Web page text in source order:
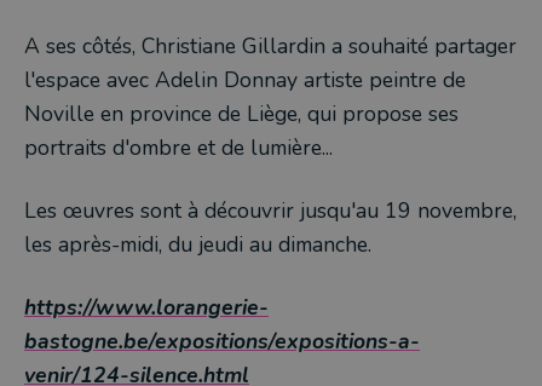
A ses côtés, Christiane Gillardin a souhaité partager
l'espace avec Adelin Donnay artiste peintre de
Noville en province de Liège, qui propose ses
portraits d'ombre et de lumière...
Les œuvres sont à découvrir jusqu'au 19 novembre,
les après-midi, du jeudi au dimanche.
https://www.lorangerie-
bastogne.be/expositions/expositions-a-
venir/124-silence.html